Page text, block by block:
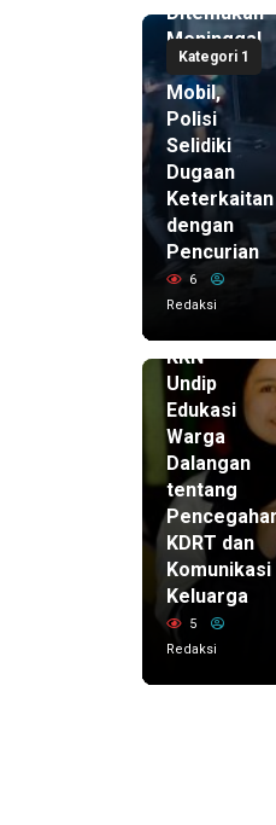
Kategori 1
Ditemukan
Meninggal
di Dalam
Mobil,
Polisi
Selidiki
Dugaan
Keterkaitan
dengan
Pencurian
6
Redaksi
KKN
Undip
Edukasi
Warga
Dalangan
tentang
KDRT dan
Komunikasi
Keluarga
5
Redaksi